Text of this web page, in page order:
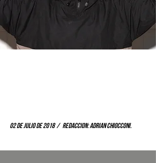
02 DE JULIO DE 2018 / REDACCION: ADRIAN CHIOCCONI.